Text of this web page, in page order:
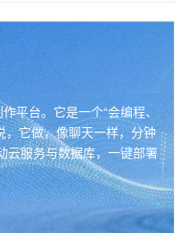
平台。它是一个“会编程、
，它做，像聊天一样，分钟
云服务与数据库，一键部署